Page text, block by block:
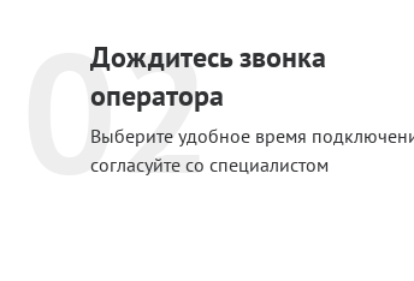
Дождитесь звонка
оператора
Выберите удобное время
согласуйте со специалистом
02